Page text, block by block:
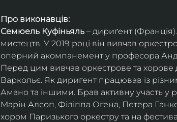
Про виконавців:
Семюель Куфіньяль – дириґент
мистецтв. У 2019 році він вивчав
оперний акомпанемент у професора
Перед цим вивчав оркестрове та хорове
Варкольє. Як дириґент працював із
Амано та іншими. Брав активну участь у
Марін Алсоп, Філіппа Огена, Петера
хором Паризького оркестру та на